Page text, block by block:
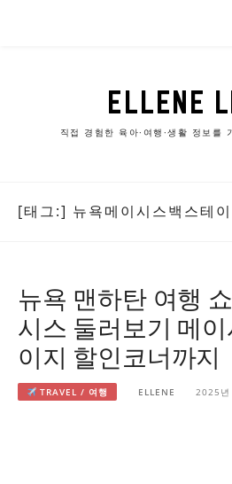
ELLENE
직접 경험한 육아·여행·생활 정보를
[태그:] 뉴욕메이시스백스테
뉴욕 맨하탄 여행
시스 둘러보기 메
이지 할인코너까지
TRAVEL / 여행 ELLENE 2025